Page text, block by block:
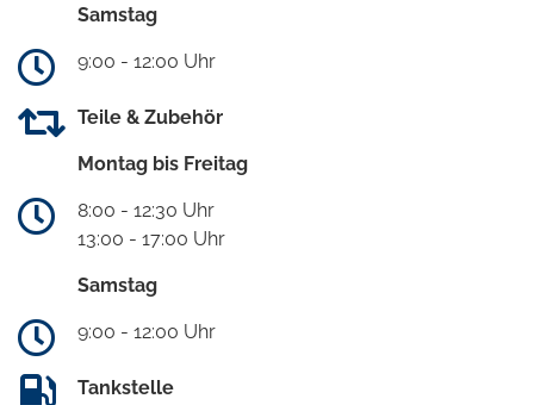
Samstag
9:00 - 12:00 Uhr
Teile & Zubehör
Montag bis Freitag
8:00 - 12:30 Uhr
13:00 - 17:00 Uhr
Samstag
9:00 - 12:00 Uhr
Tankstelle